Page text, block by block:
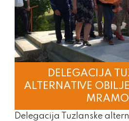
DELEGACIJA
ALTERNATIVE
Delegacija Tuzlanske
NAŠI VIJEĆNICI
GALERIJA
VIDEO GALERIJA